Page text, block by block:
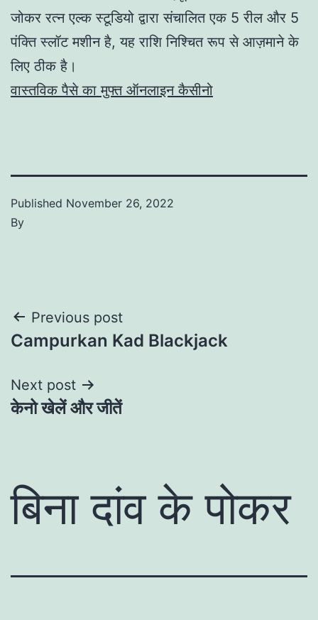
जोकर रत्न एल्क स्टूडियो द्वारा संचालित एक 5 रील और 5
पंक्ति स्लॉट मशीन है, यह राशि निश्चित रूप से आज़माने के
लिए ठीक है।
वास्तविक पैसे का मुफ्त ऑनलाइन कैसीनो
Published November 26, 2022
By
Post
navigation
Previous post
Campurkan Kad Blackjack
Next post
केनो खेलें और जीतें
बिना दांव के पोकर